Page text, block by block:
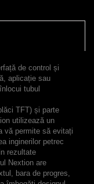
de control și
aplicație sau
tubul
TFT) și parte
utilizează un
vă permite să evitați
inginerilor petrec
rezultate
Nextion are
bara de progres,